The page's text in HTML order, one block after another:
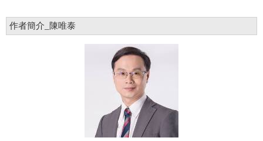
作者簡介_陳唯泰